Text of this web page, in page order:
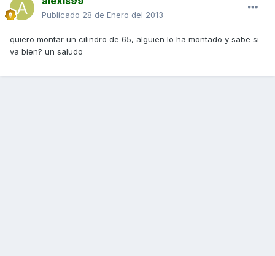
Publicado 28 de Enero del 2013
quiero montar un cilindro de 65, alguien lo ha montado y sabe si
va bien? un saludo